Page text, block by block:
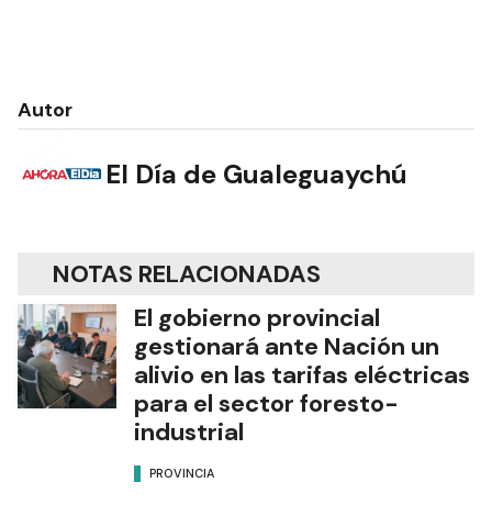
Autor
El Día de Gualeguaychú
NOTAS RELACIONADAS
El gobierno provincial
gestionará ante Nación un
alivio en las tarifas eléctricas
para el sector foresto-
industrial
PROVINCIA